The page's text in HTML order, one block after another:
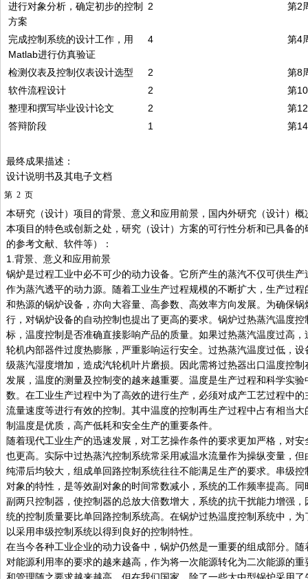
进行对象分析，确定初步的控制
方案
2 第2
完成控制系统的设计工作，用
Matlab进行仿真验证
4 第4
检测仪表及控制仪表设计选型 2
第8
软件流程设计
2
第
整理和撰写毕业设计论文
2
第
答辩阶段
1 第
最终成果描述：
设计说明书及其电子文档
第 2 页
本研究（设计）项目的背景、意义和应用前景，国内外研究（设计）
本项目的特色或创新之处，研究（设计）方案的可行性分析和已具备
的参考文献、软件等）：
1.背景、意义和应用前景
锅炉是过程工业中必不可少的动力设备。它所产生的蒸汽不仅可供生
作为蒸汽透平的动力源。随着工业生产过程规模的不断扩大，生产过
和热源的锅炉设备，亦向大容量、高参数、高效率方向发展。为确保
行，对锅炉设备的自动控制也提出了更高的要求。锅炉过热蒸汽温度
标，温度控制是否准确直接影响产品的质量。如果过热蒸汽温度过高
轮机内部器件过度热膨胀，严重影响运行安全。过热蒸汽温度过低，
级蒸汽湿度增加，造成汽轮机叶片磨损。因此需将过热器出口温度控
发展，温度的测量及控制变的越来越重要。温度是生产过程和科学实
数。在工业生产过程中为了高效的进行生产，必须对成产工艺过程中
流量速度等进行有效的控制。其中温度的控制再生产过程中占有相当
制温度是优质，高产低耗和安全生产的重要条件。
随着现代工业生产的迅速发展，对工艺操作条件的要求更加严格，对
也更高。实际中过热蒸汽控制系统常采用减温水流量作为操纵变量，
纯滞后均较大，组成单回路控制系统往往不能满足生产的要求。串级
对象的特性，是等效副对象的时间常数减小，系统的工作频率提高。
副两只控制器，使控制器的总放大倍数增大，系统的抗干扰能力增强
统的控制质量要比单回路控制系统高。在锅炉过热温度控制系统中，
以采用串级控制系统以得到良好的控制特性。
在当今各种工业企业的动力设备中，锅炉仍然是一重要的组成部分。
对能源利用率的要求的越来越高，作为将一次能源转化为二次能源的